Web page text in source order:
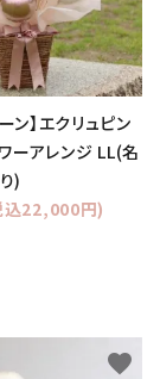
ン】エクリュピン
ーアレンジ LL(名
)
22,000円)
favorite